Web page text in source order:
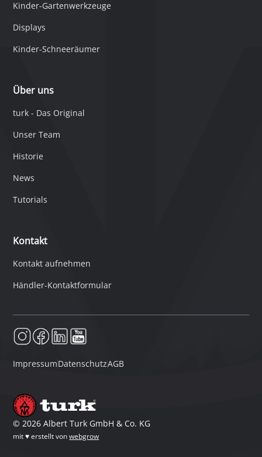
Kinder-Gartenwerkzeuge
Displays
Kinder-Schneeräumer
Über uns
turk - Das Original
Unser Team
Historie
News
Tutorials
Kontakt
Kontakt aufnehmen
Händler-Kontaktformular
ImpressumDatenschutzAGB
© 2026 Albert Turk GmbH & Co. KG
mit ♥ erstellt vonwebgrow